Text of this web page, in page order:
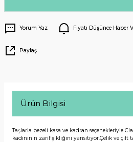
Yorum Yaz Fiyatı Düşünce Haber
Paylaş
Ürün Bilgisi
Taşlarla bezeli kasa ve kadran seçenekleriyle
kadınının zarif şıklığını yansıtıyor.Çelik ve